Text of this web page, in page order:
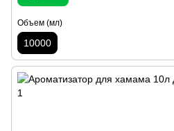
Объем (мл)
10000